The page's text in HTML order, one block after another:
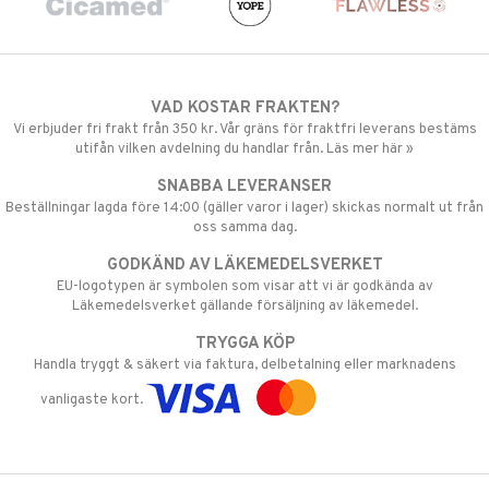
VAD KOSTAR FRAKTEN?
Vi erbjuder fri frakt från 350 kr. Vår gräns för fraktfri leverans bestäms
utifån vilken avdelning du handlar från. Läs mer här »
SNABBA LEVERANSER
Beställningar lagda före 14:00 (gäller varor i lager) skickas normalt ut från
oss samma dag.
GODKÄND AV LÄKEMEDELSVERKET
EU-logotypen är symbolen som visar att vi är godkända av
Läkemedelsverket gällande försäljning av läkemedel.
TRYGGA KÖP
Handla tryggt & säkert via faktura, delbetalning eller marknadens
vanligaste kort.